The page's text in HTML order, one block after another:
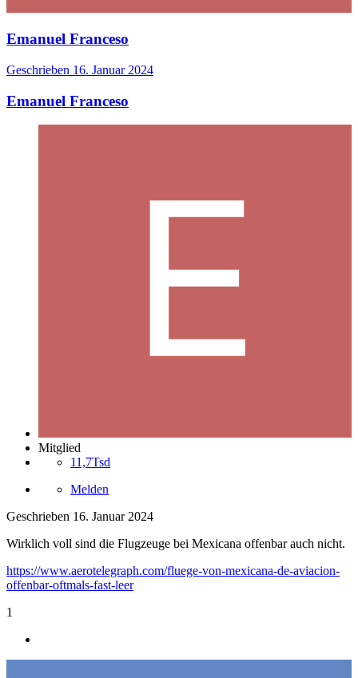
Emanuel Franceso
Geschrieben 16. Januar 2024
Emanuel Franceso
Mitglied
11,7Tsd
Melden
Geschrieben 16. Januar 2024
Wirklich voll sind die Flugzeuge bei Mexicana offenbar auch nicht.
https://www.aerotelegraph.com/fluege-von-mexicana-de-aviacion-
offenbar-oftmals-fast-leer
1